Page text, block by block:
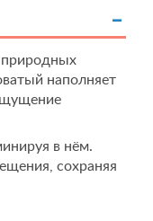
природных
наполняет
в нём.
сохраняя